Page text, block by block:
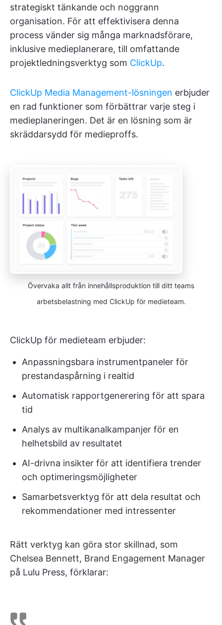
strategiskt tänkande och noggrann
organisation. För att effektivisera denna
process vänder sig många marknadsförare,
inklusive medieplanerare, till omfattande
projektledningsverktyg som ClickUp.
ClickUp Media Management-lösningen erbjuder
en rad funktioner som förbättrar varje steg i
medieplaneringen. Det är en lösning som är
skräddarsydd för medieproffs.
Övervaka allt från innehållsproduktion till ditt teams
arbetsbelastning med ClickUp för medieteam.
ClickUp för medieteam erbjuder:
Anpassningsbara instrumentpaneler för
prestandaspårning i realtid
Automatisk rapportgenerering för att spara
tid
Analys av multikanalkampanjer för en
helhetsbild av resultatet
AI-drivna insikter för att identifiera trender
och optimeringsmöjligheter
Samarbetsverktyg för att dela resultat och
rekommendationer med intressenter
Rätt verktyg kan göra stor skillnad, som
Chelsea Bennett, Brand Engagement Manager
på Lulu Press, förklarar: